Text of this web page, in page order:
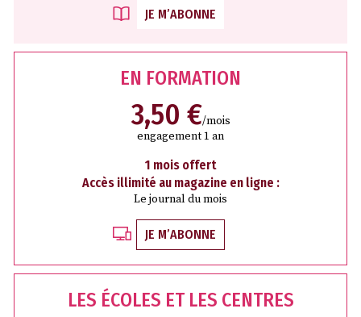
JE M’ABONNE
EN FORMATION
3,50 €/mois
engagement 1 an
1 mois offert
Accès illimité au magazine en ligne :
Le journal du mois
JE M’ABONNE
LES ÉCOLES ET LES CENTRES